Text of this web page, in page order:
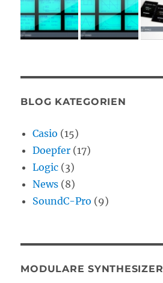
BLOG KATEGORIEN
Casio (15)
Doepfer (17)
Logic (3)
News (8)
SoundC-Pro (9)
MODULARE SYNTHESIZER